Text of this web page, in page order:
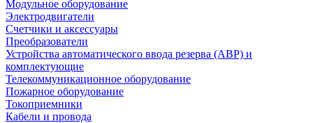
Модульное оборудование
Электродвигатели
Счетчики и аксессуары
Преобразователи
Устройства автоматического ввода резерва (АВР) и
комплектующие
Телекоммуникационное оборудование
Пожарное оборудование
Токоприемники
Кабели и провода